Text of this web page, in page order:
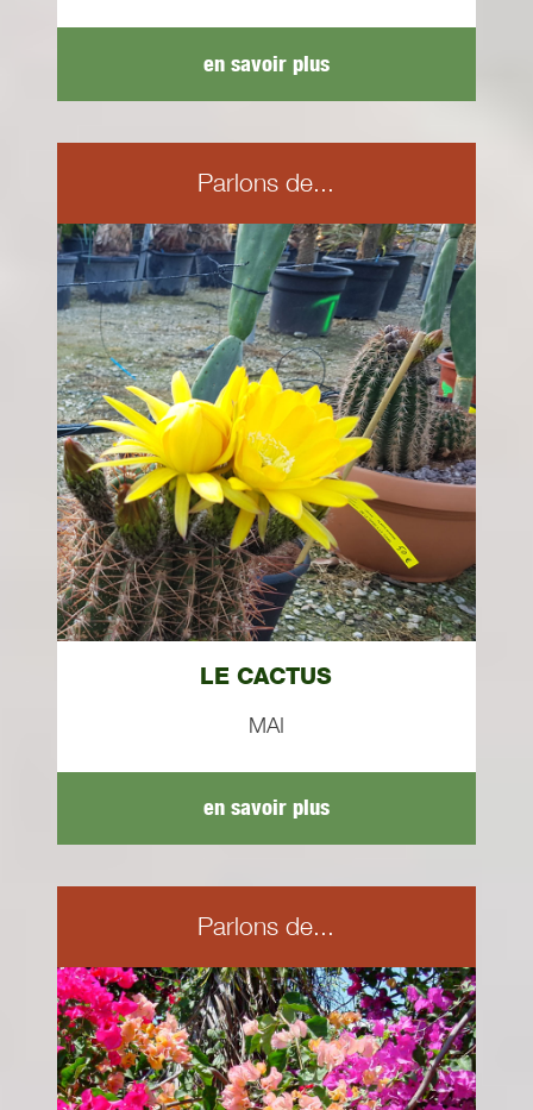
en savoir plus
Parlons de...
LE CACTUS
MAI
en savoir plus
Parlons de...